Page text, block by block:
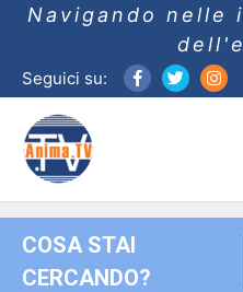
Navigando
Seguici su:
COSA STAI
CERCANDO?